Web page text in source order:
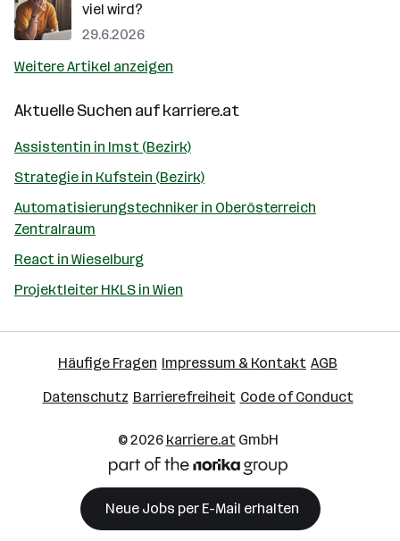
viel wird?
29.6.2026
Weitere Artikel anzeigen
Aktuelle Suchen aufkarriere.at
Assistentin in Imst (Bezirk)
Strategie in Kufstein (Bezirk)
Automatisierungstechniker in Oberösterreich
Zentralraum
React in Wieselburg
Projektleiter HKLS in Wien
Häufige Fragen Impressum & Kontakt AGB
Datenschutz Barrierefreiheit Code of Conduct
© 2026 karriere.atGmbH
Neue Jobs per E-Mail erhalten